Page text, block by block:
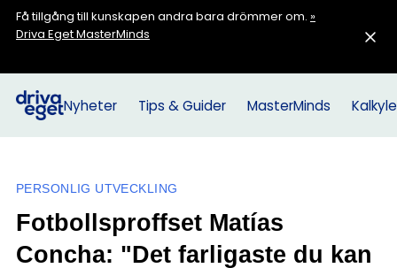
Få tillgång till kunskapen andra bara drömmer om. »
Driva Eget MasterMinds
Nyheter Tips & Guider MasterMinds
PERSONLIG UTVECKLING
Fotbollsproffset Matías
Concha: "Det farligaste du kan